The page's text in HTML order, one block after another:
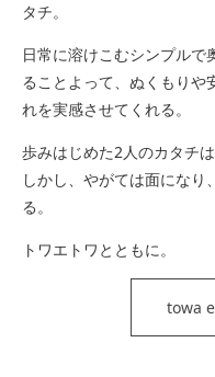
タチ。
日常に溶けこむシンプル
ることよって、ぬくもりや
れを実感させてくれる。
歩みはじめた2人のカタチ
しかし、やがては面にな
る。
トワエトワとともに。
towa